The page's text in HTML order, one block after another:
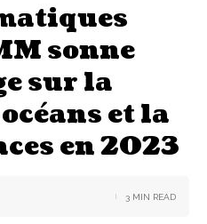
sonne
sur la
et la
en 2023
3 MIN READ